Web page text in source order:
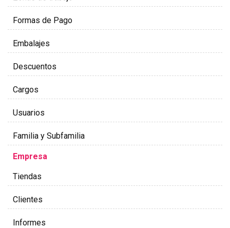
Formas de Pago
Embalajes
Descuentos
Cargos
Usuarios
Familia y Subfamilia
Empresa
Tiendas
Clientes
Informes